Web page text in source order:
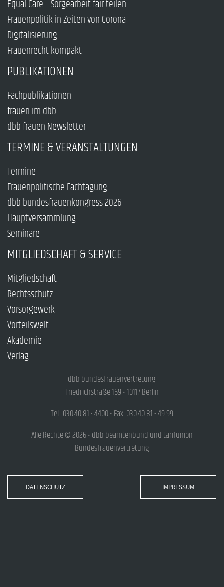
Equal Care – Sorgearbeit fair teilen
Frauenpolitik in Zeiten von Corona
Digitalisierung
Frauenrecht kompakt
PUBLIKATIONEN
Fachpublikationen
frauen im dbb
dbb frauen Newsletter
TERMINE & VERANSTALTUNGEN
Termine
Frauenpolitische Fachtagung
dbb bundesfrauenkongress 2026
Hauptversammlung
Seminare
MITGLIEDSCHAFT & SERVICE
Mitgliedschaft
Rechtsschutz
Vorsorgewerk
Vorteilswelt
Akademie
Verlag
dbb bundesfrauenvertretung
Friedrichstraße 169 • 10117 Berlin
Tel.: 030.40 81 - 4400 • Fax: 030.40 81 - 49 99
Alle Rechte © 2026 • dbb beamtenbund und tarifunion
Bundesfrauenvertretung
DATENSCHUTZ IMPRESSUM